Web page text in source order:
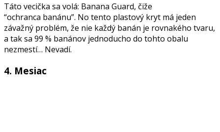
Táto vecička sa volá: Banana Guard, čiže
“ochranca banánu”. No tento plastový kryt má jeden
závažný problém, že nie každý banán je rovnakého tvaru,
a tak sa 99 % banánov jednoducho do tohto obalu
nezmestí… Nevadí.
4. Mesiac